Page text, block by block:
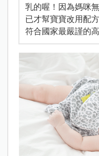
乳的喔！因為媽咪
已才幫寶寶改用配
符合國家最嚴謹的